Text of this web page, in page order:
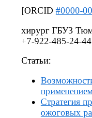
[ORCID #0000-
хирург ГБУЗ
+7-922-485-24-
Статьи:
Стратегия
ожоговых